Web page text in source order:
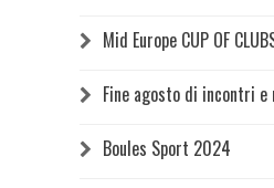
Mid Europe CUP OF
Fine agosto di incontri
Boules Sport 2024